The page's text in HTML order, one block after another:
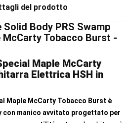
del prodotto
Body PRS Swamp
McCarty Tobacco Burst -
Maple McCarty
Elettrica HSH in
Maple McCarty Tobacco Burst è
con manico avvitato progettato per